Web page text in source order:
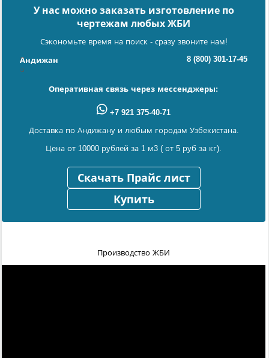
У нас можно заказать изготовление по
чертежам любых ЖБИ
Сэкономьте время на поиск - сразу звоните нам!
Андижан 8 (800) 301-17-45
Оперативная связь через мессенджеры:
+7 921 375-40-71
Доставка по Андижану и любым городам Узбекистана.
Цена от 10000 рублей за 1 м3 ( от 5 руб за кг).
Скачать Прайс лист
Купить
Производство ЖБИ